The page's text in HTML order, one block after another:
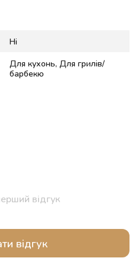
Ні
Для кухонь, Для грилів/
барбекю
відгук
відгук